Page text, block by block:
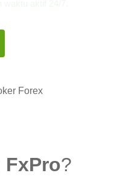
FxPro?